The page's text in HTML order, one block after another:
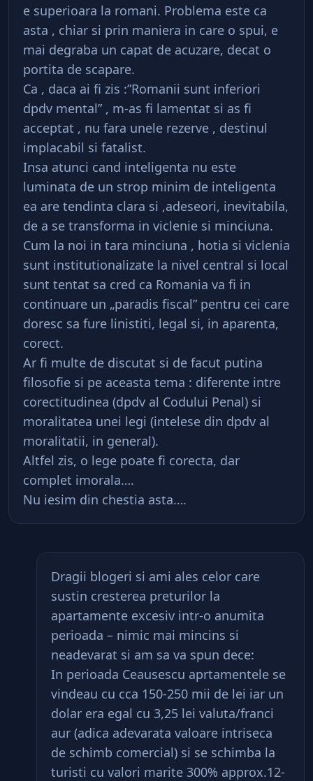
e superioara la romani. Problema este ca
asta , chiar si prin maniera in care o spui, e
mai degraba un capat de acuzare, decat o
portita de scapare.
Ca , daca ai fi zis :”Romanii sunt inferiori
dpdv mental” , m-as fi lamentat si as fi
acceptat , nu fara unele rezerve , destinul
implacabil si fatalist.
Insa atunci cand inteligenta nu este
luminata de un strop minim de inteligenta
ea are tendinta clara si ,adeseori, inevitabila,
de a se transforma in viclenie si minciuna.
Cum la noi in tara minciuna , hotia si viclenia
sunt institutionalizate la nivel central si local
sunt tentat sa cred ca Romania va fi in
continuare un „paradis fiscal” pentru cei care
doresc sa fure linistiti, legal si, in aparenta,
corect.
Ar fi multe de discutat si de facut putina
filosofie si pe aceasta tema : diferente intre
corectitudinea (dpdv al Codului Penal) si
moralitatea unei legi (intelese din dpdv al
moralitatii, in general).
Altfel zis, o lege poate fi corecta, dar
complet imorala….
Nu iesim din chestia asta….
Dragii blogeri si ami ales celor care
sustin cresterea preturilor la
apartamente excesiv intr-o anumita
perioada – nimic mai mincins si
neadevarat si am sa va spun dece:
In perioada Ceausescu aprtamentele se
vindeau cu cca 150-250 mii de lei iar un
dolar era egal cu 3,25 lei valuta/franci
aur (adica adevarata valoare intriseca
de schimb comercial) si se schimba la
turisti cu valori marite 300% approx.12-